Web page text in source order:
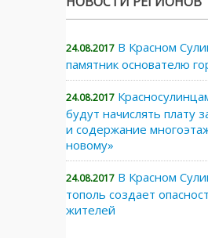
24.08.2017 В Красном
памятник основателю
24.08.2017
будут начислять плату
и содержание
новому»
24.08.2017 В Красном
тополь создает
жителей